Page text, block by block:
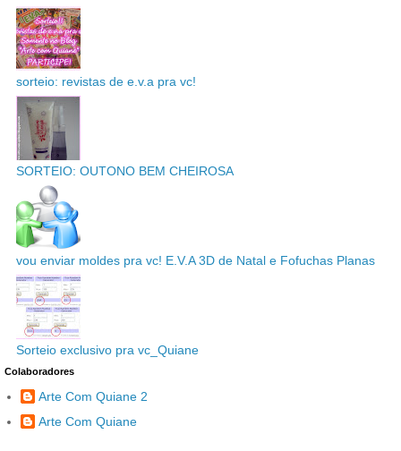
sorteio: revistas de e.v.a pra vc!
SORTEIO: OUTONO BEM CHEIROSA
vou enviar moldes pra vc! E.V.A 3D de Natal e Fofuchas Planas
Sorteio exclusivo pra vc_Quiane
Colaboradores
Arte Com Quiane 2
Arte Com Quiane